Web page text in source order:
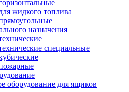
жидкого топлива
назначения
специальные
оборудование для ящиков